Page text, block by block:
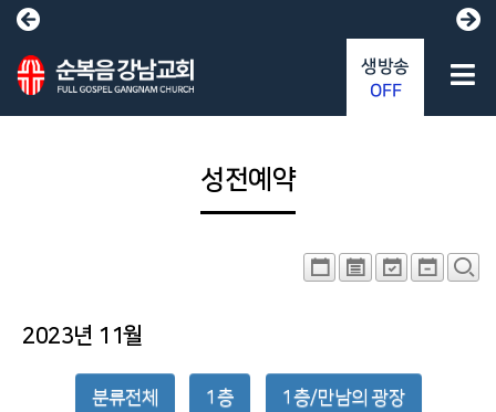
성전예약
2023년 11월
분류전체 1층 1층/만남의 광장
생방송
OFF